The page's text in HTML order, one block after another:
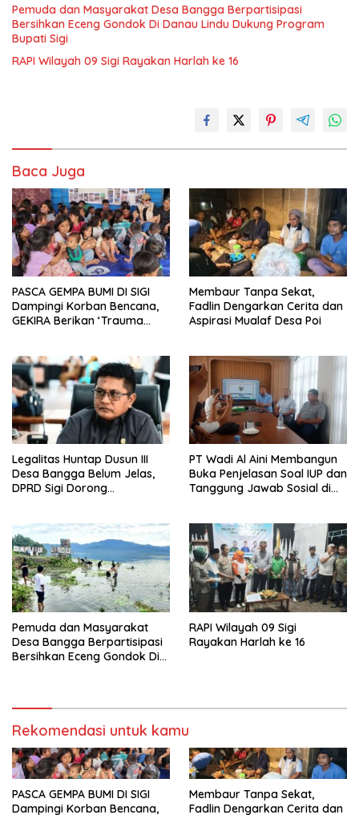
Pemuda dan Masyarakat Desa Bangga Berpartisipasi
Bersihkan Eceng Gondok Di Danau Lindu Dukung Program
Bupati Sigi
RAPI Wilayah 09 Sigi Rayakan Harlah ke 16
Baca Juga
PASCA GEMPA BUMI DI SIGI
Dampingi Korban Bencana,
GEKIRA Berikan ‘Trauma
Membaur Tanpa Sekat,
Fadlin Dengarkan Cerita dan
Aspirasi Mualaf Desa Poi
Legalitas Huntap Dusun III
Desa Bangga Belum Jelas,
DPRD Sigi Dorong
PT Wadi Al Aini Membangun
Buka Penjelasan Soal IUP dan
Tanggung Jawab Sosial di
Pemuda dan Masyarakat
Desa Bangga Berpartisipasi
Bersihkan Eceng Gondok Di
RAPI Wilayah 09 Sigi
Rayakan Harlah ke 16
Rekomendasi untuk kamu
PASCA GEMPA BUMI DI SIGI
Dampingi Korban Bencana,
Membaur Tanpa Sekat,
Fadlin Dengarkan Cerita dan